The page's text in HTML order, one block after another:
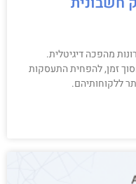
מהפכה דיגיטלית.
זמן, להפחית התעסקות
ללקוחותיהם.